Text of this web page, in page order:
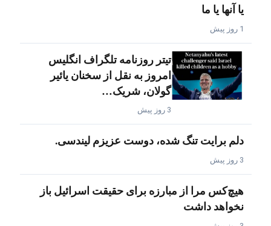
یا آنها یا ما
1 روز پیش
تیتر روزنامه تلگراف انگلیس
امروز به نقل از سخنان یائیر
گولان، شریک…
3 روز پیش
دلم برایت تنگ شده، دوست عزیزم لیندسی.
3 روز پیش
هیچ‌کس مرا از مبارزه برای حقیقت اسرائیل باز
نخواهد داشت